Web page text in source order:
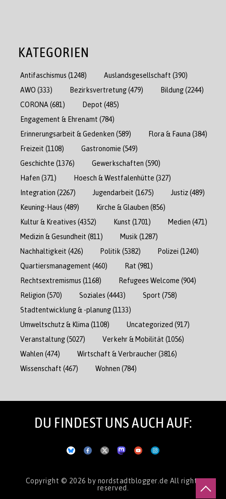
KATEGORIEN
Antifaschismus (1248) Auslandsgesellschaft (390)
AWO (333) Bezirksvertretung(479) Bildung(2244)
CORONA (681) Depot (485)
Engagement & Ehrenamt (784)
Erinnerungsarbeit & Gedenken (589) Flora & Fauna (384)
Freizeit (1108) Gastronomie (549)
Geschichte (1376) Gewerkschaften (590)
Hafen (371) Hoesch & Westfalenhütte (327)
Integration (2267) Jugendarbeit (1675) Justiz(489)
Keuning-Haus (489) Kirche & Glauben (856)
Kultur & Kreatives (4352) Kunst (1701) Medien (471)
Medizin & Gesundheit (811) Musik (1287)
Nachhaltigkeit (426) Politik (5382) Polizei (1240)
Quartiersmanagement (460) Rat (981)
Rechtsextremismus (1168) Refugees Welcome (904)
Religion (570) Soziales (4443) Sport (758)
Stadtentwicklung & -planung(1133)
Umweltschutz & Klima (1108) Uncategorized (917)
Veranstaltung(5027) Verkehr & Mobilität (1056)
Wahlen (474) Wirtschaft & Verbraucher(3816)
Wissenschaft (467) Wohnen (784)
DU FINDEST UNS AUCH AUF:
Copyright © 2026 by nordstadtblogger.de All rights
reserved.